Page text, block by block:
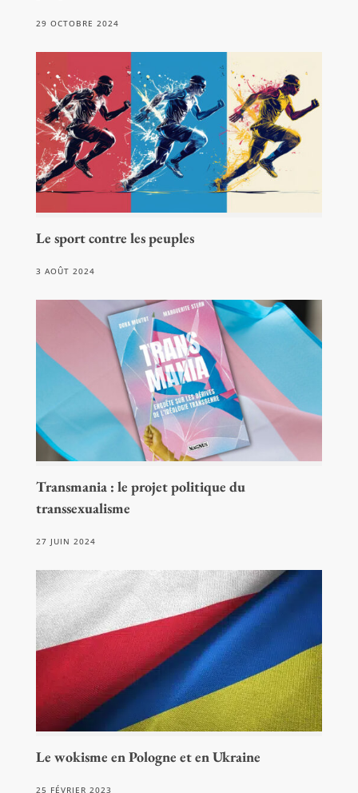
29 OCTOBRE 2024
Le sport contre les peuples
3 AOÛT 2024
Transmania : le projet politique du
transsexualisme
27 JUIN 2024
Le wokisme en Pologne et en Ukraine
25 FÉVRIER 2023